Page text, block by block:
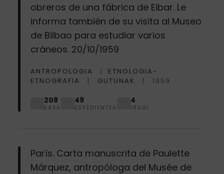
obreros de una fábrica de Eibar. Le
informa también de su visita al Museo
de Bilbao para estudiar varios
cráneos. 20/10/1959
ANTROPOLOGIA
ETNOLOGIA-
ETNOGRAFIA
GUTUNAK 1959
208
KAXA
49
ESPEDIENTEA
4
IRUDI
París. Carta manuscrita de Paulette
Márquez, antropóloga del Musée de